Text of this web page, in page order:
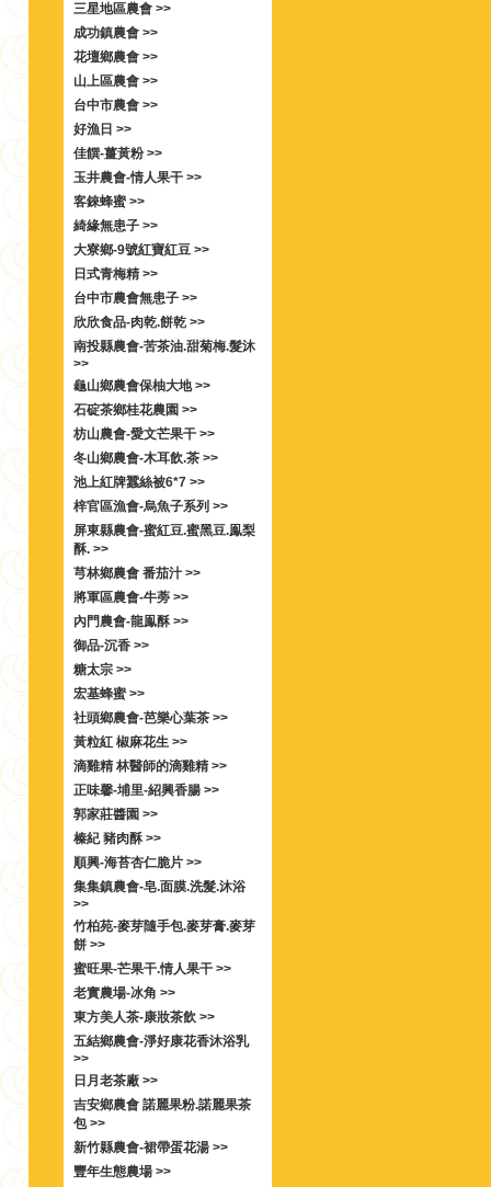
三星地區農會 >>
成功鎮農會 >>
花壇鄉農會 >>
山上區農會 >>
台中市農會 >>
好漁日 >>
佳饌-薑黃粉 >>
玉井農會-情人果干 >>
客錸蜂蜜 >>
綺緣無患子 >>
大寮鄉-9號紅寶紅豆 >>
日式青梅精 >>
台中市農會無患子 >>
欣欣食品-肉乾.餅乾 >>
南投縣農會-苦茶油.甜菊梅.髮沐
>>
龜山鄉農會保柚大地 >>
石碇茶鄉桂花農園 >>
枋山農會-愛文芒果干 >>
冬山鄉農會-木耳飲.茶 >>
池上紅牌蠶絲被6*7 >>
梓官區漁會-烏魚子系列 >>
屏東縣農會-蜜紅豆.蜜黑豆.鳯梨
酥. >>
芎林鄉農會 番茄汁 >>
將軍區農會-牛蒡 >>
內門農會-龍鳯酥 >>
御品-沉香 >>
糖太宗 >>
宏基蜂蜜 >>
社頭鄉農會-芭樂心葉茶 >>
黃粒紅 椒麻花生 >>
滴雞精 林醫師的滴雞精 >>
正味馨-埔里-紹興香腸 >>
郭家莊醬園 >>
榛紀 豬肉酥 >>
順興-海苔杏仁脆片 >>
集集鎮農會-皂.面膜.洗髮.沐浴
>>
竹柏苑-麥芽隨手包.麥芽膏.麥芽
餅 >>
蜜旺果-芒果干.情人果干 >>
老實農場-冰角 >>
東方美人茶-康妝茶飲 >>
五結鄉農會-淨好康花香沐浴乳
>>
日月老茶廠 >>
吉安鄉農會 諾麗果粉.諾麗果茶
包 >>
新竹縣農會-裙帶蛋花湯 >>
豐年生態農場 >>